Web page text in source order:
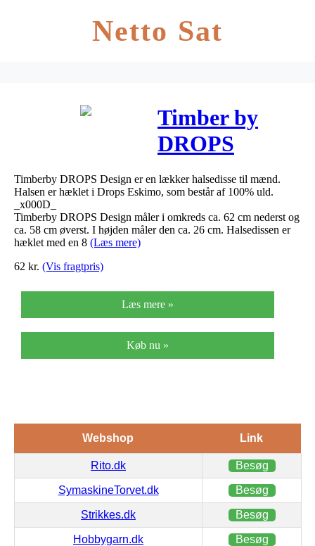
Netto Sat
Timber by
DROPS
Design – Hals
Hækleopskrift
One Size
Timberby DROPS Design er en lækker halsedisse til mænd.
Halsen er hæklet i Drops Eskimo, som består af 100% uld.
_x000D_
Timberby DROPS Design måler i omkreds ca. 62 cm nederst og
ca. 58 cm øverst. I højden måler den ca. 26 cm. Halsedissen er
hæklet med en 8 (Læs mere)
62 kr. (Vis fragtpris)
Læs mere »
Køb nu »
Webshop Link
Rito.dk Besøg
SymaskineTorvet.dk Besøg
Strikkes.dk Besøg
Hobbygarn.dk Besøg